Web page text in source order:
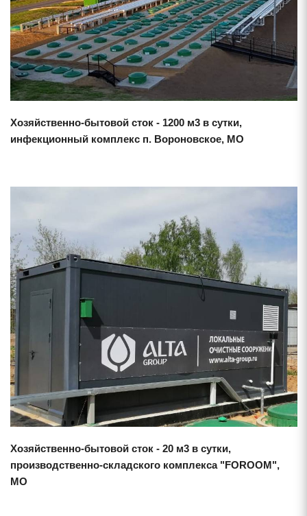
Хозяйственно-бытовой сток - 1200 м3 в сутки,
инфекционный комплекс п. Вороновское, МО
Хозяйственно-бытовой сток - 20 м3 в сутки,
производственно-складского комплекса "FOROOM",
МО